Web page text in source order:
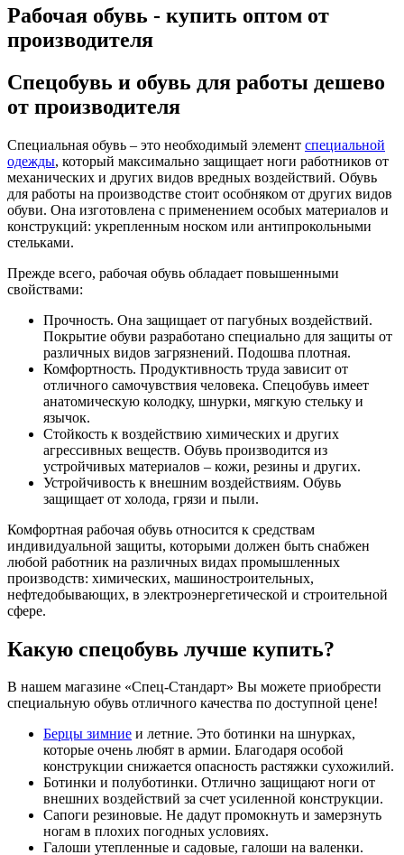
Рабочая обувь - купить оптом от
производителя
Спецобувь и обувь для работы дешево
от производителя
Специальная обувь – это необходимый элемент специальной
одежды, который максимально защищает ноги работников от
механических и других видов вредных воздействий. Обувь
для работы на производстве стоит особняком от других видов
обуви. Она изготовлена с применением особых материалов и
конструкций: укрепленным носком или антипрокольными
стельками.
Прежде всего, рабочая обувь обладает повышенными
свойствами:
Прочность. Она защищает от пагубных воздействий.
Покрытие обуви разработано специально для защиты от
различных видов загрязнений. Подошва плотная.
Комфортность. Продуктивность труда зависит от
отличного самочувствия человека. Спецобувь имеет
анатомическую колодку, шнурки, мягкую стельку и
язычок.
Стойкость к воздействию химических и других
агрессивных веществ. Обувь производится из
устройчивых материалов – кожи, резины и других.
Устройчивость к внешним воздействиям. Обувь
защищает от холода, грязи и пыли.
Комфортная рабочая обувь относится к средствам
индивидуальной защиты, которыми должен быть снабжен
любой работник на различных видах промышленных
производств: химических, машиностроительных,
нефтедобывающих, в электроэнергетической и строительной
сфере.
Какую спецобувь лучше купить?
В нашем магазине «Спец-Стандарт» Вы можете приобрести
специальную обувь отличного качества по доступной цене!
Берцы зимние и летние. Это ботинки на шнурках,
которые очень любят в армии. Благодаря особой
конструкции снижается опасность растяжки сухожилий.
Ботинки и полуботинки. Отлично защищают ноги от
внешних воздействий за счет усиленной конструкции.
Сапоги резиновые. Не дадут промокнуть и замерзнуть
ногам в плохих погодных условиях.
Галоши утепленные и садовые, галоши на валенки.